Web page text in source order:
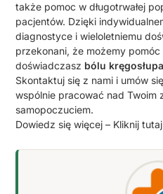
także pomoc w długotrwałej
pacjentów. Dzięki
diagnostyce i wieloletniemu
przekonani, że możemy pomóc
doświadczasz bólu
Skontaktuj się z nami i umów
wspólnie pracować nad Twoim
samopoczuciem.
Dowiedz się więcej – Kliknij